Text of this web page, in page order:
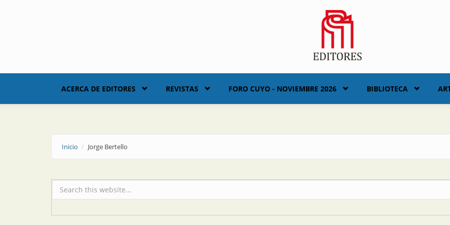
ACERCA DE EDITORES REVISTAS FORO CUYO - NOVIEMBRE 2026 BIBLIOTECA
Inicio Jorge Bertello
Formulario de búsqueda